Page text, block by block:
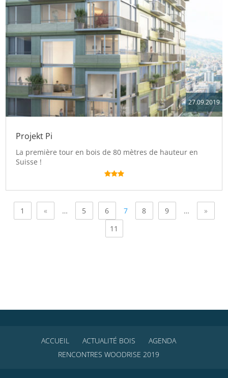
27.09.2019
Projekt Pi
La première tour en bois de 80 mètres de hauteur en
Suisse !
1 « … 5 6 7 8 9 …
»
11
ACCUEIL ACTUALITÉ BOIS
AGENDA
RENCONTRES WOODRISE 2019